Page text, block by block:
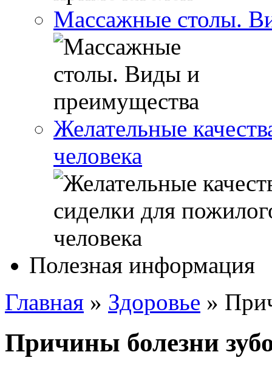
Массажные столы.
Желательные
человека
Полезная информация
Главная » Здоровье »
Причины болезни